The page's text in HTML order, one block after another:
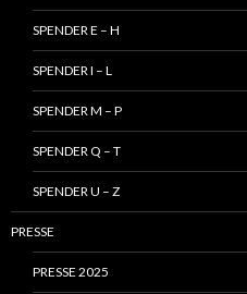
SPENDER E – H
SPENDER I – L
SPENDER M – P
SPENDER Q – T
SPENDER U – Z
PRESSE
PRESSE 2025